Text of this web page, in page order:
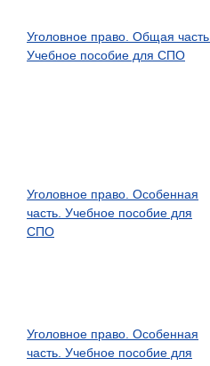
Уголовное право. Общая часть.
Учебное пособие для СПО
Уголовное право. Особенная
часть. Учебное пособие для
СПО
Уголовное право. Особенная
часть. Учебное пособие для